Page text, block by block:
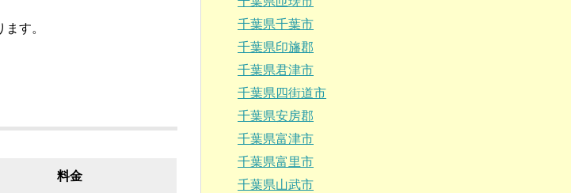
す。
料金
千葉県千葉市
千葉県印旛郡
千葉県君津市
千葉県四街道市
千葉県安房郡
千葉県富津市
千葉県富里市
千葉県山武市